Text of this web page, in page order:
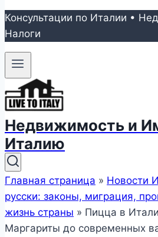
Консультации по Италии •
Налоги
Недвижимость и
Италию
Главная страница » Новости
русски: законы, миграция,
жизнь страны » Пицца в
Маргариты до современных